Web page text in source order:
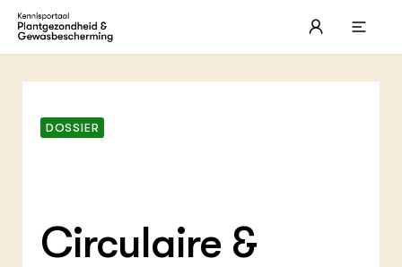
Meer informatie
DOSSIER
Circulaire &